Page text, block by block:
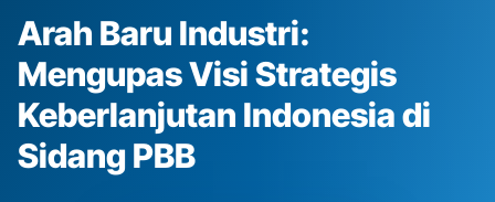
Arah Baru Industri:
Mengupas Visi Strategis
Keberlanjutan Indonesia di
Sidang PBB